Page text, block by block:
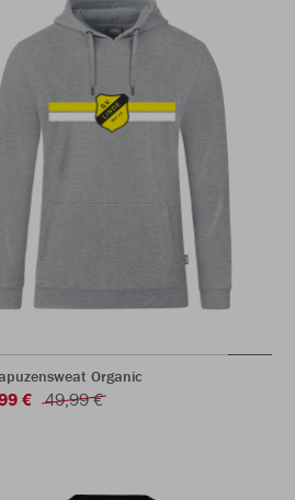
Organic
€ 49,99 €